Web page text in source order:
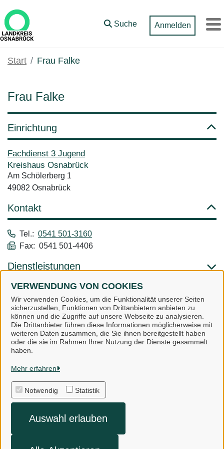
Zum Hauptinhalt springen
VERWENDUNG VON COOKIES
Wir verwenden Cookies, um die Funktionalität unserer Seiten
sicherzustellen, Funktionen von Drittanbietern anbieten zu
können und die Zugriffe auf unsere Webseite zu analysieren.
Die Drittanbieter führen diese Informationen möglicherweise mit
weiteren Daten zusammen, die Sie ihnen bereitgestellt haben
oder die sie im Rahmen Ihrer Nutzung der Dienste gesammelt
haben.
Mehr erfahren
Notwendig Statistik
Auswahl erlauben
Suche Anmelden
Start Frau Falke
Frau Falke
Einrichtung
Fachdienst 3 Jugend
Kreishaus Osnabrück
Am Schölerberg 1
49082 Osnabrück
Kontakt
Tel.: 0541 501-3160
Fax: 0541 501-4406
Dienstleistungen
Alle zugeordneten Einrichtungen
Landkreis Osnabrück
Alle Rechte vorbehalten